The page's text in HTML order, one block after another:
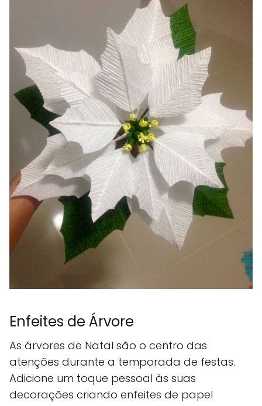
Enfeites de Árvore
As árvores de Natal são o centro das
atenções durante a temporada de festas.
Adicione um toque pessoal às suas
decorações criando enfeites de papel